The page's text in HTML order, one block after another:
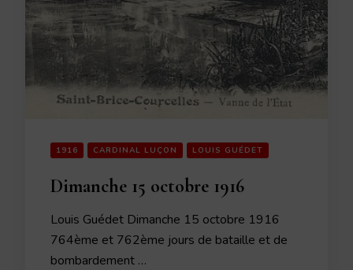
1916 CARDINAL LUÇON LOUIS GUÉDET
Dimanche 15 octobre 1916
Louis Guédet Dimanche 15 octobre 1916
764ème et 762ème jours de bataille et de
bombardement …